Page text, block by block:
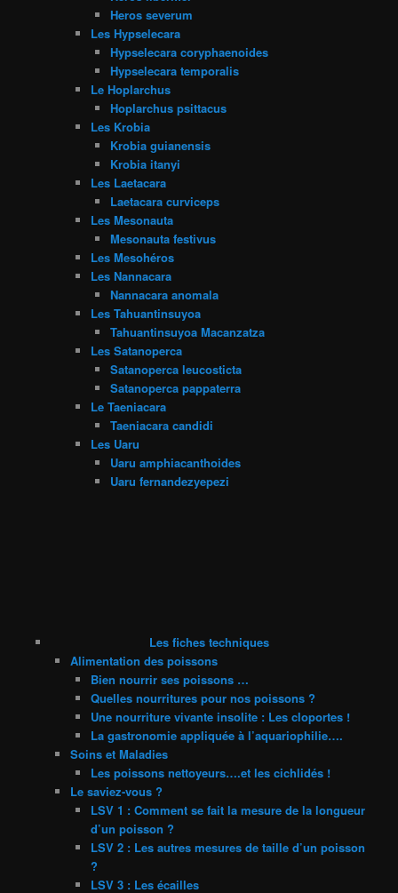
Heros severum
Les Hypselecara
Hypselecara coryphaenoides
Hypselecara temporalis
Le Hoplarchus
Hoplarchus psittacus
Les Krobia
Krobia guianensis
Krobia itanyi
Les Laetacara
Laetacara curviceps
Les Mesonauta
Mesonauta festivus
Les Mesohéros
Les Nannacara
Nannacara anomala
Les Tahuantinsuyoa
Tahuantinsuyoa Macanzatza
Les Satanoperca
Satanoperca leucosticta
Satanoperca pappaterra
Le Taeniacara
Taeniacara candidi
Les Uaru
Uaru amphiacanthoides
Uaru fernandezyepezi
Les fiches techniques
Alimentation des poissons
Bien nourrir ses poissons …
Quelles nourritures pour nos poissons ?
Une nourriture vivante insolite : Les cloportes !
La gastronomie appliquée à l’aquariophilie….
Soins et Maladies
Les poissons nettoyeurs….et les cichlidés !
Le saviez-vous ?
LSV 1 : Comment se fait la mesure de la longueur
d’un poisson ?
LSV 2 : Les autres mesures de taille d’un poisson
?
LSV 3 : Les écailles